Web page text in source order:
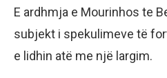
E ardhmja e Mourinhos te
subjekt i spekulimeve të
e lidhin atë me një largim.